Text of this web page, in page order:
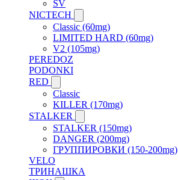
SV
NICTECH
Classic (60mg)
LIMITED HARD (60mg)
V2 (105mg)
PEREDOZ
PODONKI
RED
Classic
KILLER (170mg)
STALKER
STALKER (150mg)
DANGER (200mg)
ГРУППИРОВКИ (150-200mg)
VELO
ТРИНАШКА